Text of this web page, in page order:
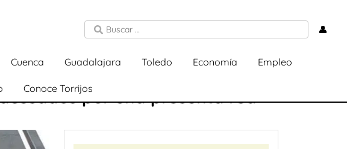
👤
Cuenca Guadalajara Toledo Economía Empleo
Conoce Torrijospor una presunta red